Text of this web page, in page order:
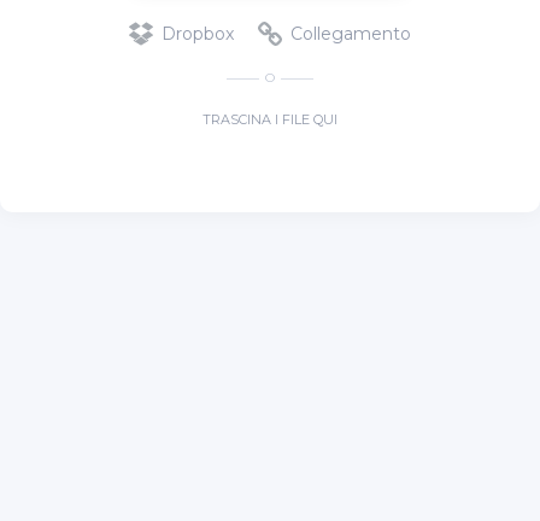
Dropbox Collegamento
O
TRASCINA I FILE QUI